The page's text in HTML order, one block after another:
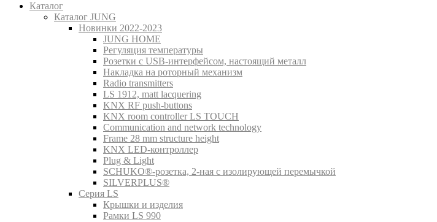
Каталог
Каталог JUNG
Новинки 2022-2023
JUNG HOME
Регуляция температуры
Розетки с USB-интерфейсом, настоящий металл
Накладка на роторный механизм
Radio transmitters
LS 1912, matt lacquering
KNX RF push-buttons
KNX room controller LS TOUCH
Communication and network technology
Frame 28 mm structure height
KNX LED-контроллер
Plug & Light
SCHUKO®-розетка, 2-ная с изолирующей перемычкой
SILVERPLUS®
Серия LS
Крышки и изделия
Рамки LS 990